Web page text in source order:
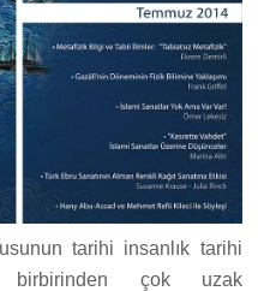
tarihi insanlık tarihi
birbirinden çok uzak